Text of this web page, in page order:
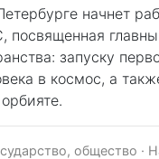
начнет
запуску
в космос, а
общество ·